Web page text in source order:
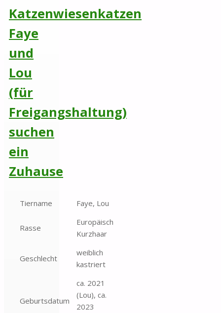
Katzenwiesenkatzen
Faye
und
Lou
(für
Freigangshaltung)
suchen
ein
Zuhause
Tiername Faye, Lou
Rasse
Europäisch
Kurzhaar
Geschlecht
weiblich
kastriert
Geburtsdatum
ca. 2021
(Lou), ca.
2023